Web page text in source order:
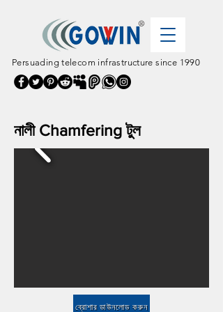
Persuading telecom infrastructure since 1990
নালী Chamfering টুল
ব্রোশার ডাউনলোড করুন